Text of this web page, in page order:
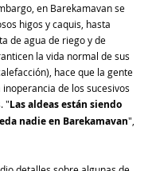
en Barekamavan se
higos y caquis, hasta
de agua de riego y de
la vida normal de sus
hace que la gente
de los sucesivos
"Las aldeas están siendo
nadie en Barekamavan",